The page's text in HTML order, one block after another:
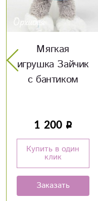
Мягкая
игрушка Заяц
850
Купить в один
клик
Заказать